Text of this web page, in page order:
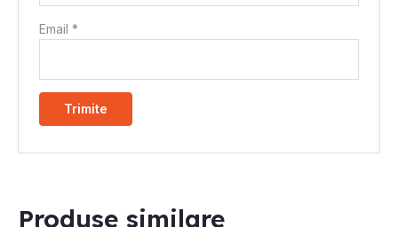
Email*
Produse similare